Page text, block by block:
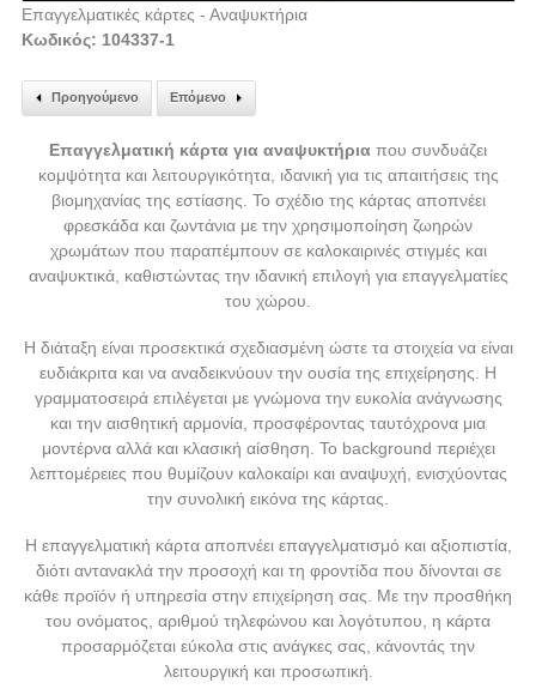
Επαγγελματικές κάρτες - Αναψυκτήρια
Κωδικός: 104337-1
Προηγούμενο Επόμενο
Επαγγελματική κάρτα για αναψυκτήρια που συνδυάζει
κομψότητα και λειτουργικότητα, ιδανική για τις απαιτήσεις της
βιομηχανίας της εστίασης. Το σχέδιο της κάρτας αποπνέει
φρεσκάδα και ζωντάνια με την χρησιμοποίηση ζωηρών
χρωμάτων που παραπέμπουν σε καλοκαιρινές στιγμές και
αναψυκτικά, καθιστώντας την ιδανική επιλογή για επαγγελματίες
του χώρου.
Η διάταξη είναι προσεκτικά σχεδιασμένη ώστε τα στοιχεία να είναι
ευδιάκριτα και να αναδεικνύουν την ουσία της επιχείρησης. Η
γραμματοσειρά επιλέγεται με γνώμονα την ευκολία ανάγνωσης
και την αισθητική αρμονία, προσφέροντας ταυτόχρονα μια
μοντέρνα αλλά και κλασική αίσθηση. Το background περιέχει
λεπτομέρειες που θυμίζουν καλοκαίρι και αναψυχή, ενισχύοντας
την συνολική εικόνα της κάρτας.
Η επαγγελματική κάρτα αποπνέει επαγγελματισμό και αξιοπιστία,
διότι αντανακλά την προσοχή και τη φροντίδα που δίνονται σε
κάθε προϊόν ή υπηρεσία στην επιχείρηση σας. Με την προσθήκη
του ονόματος, αριθμού τηλεφώνου και λογότυπου, η κάρτα
προσαρμόζεται εύκολα στις ανάγκες σας, κάνοντάς την
λειτουργική και προσωπική.